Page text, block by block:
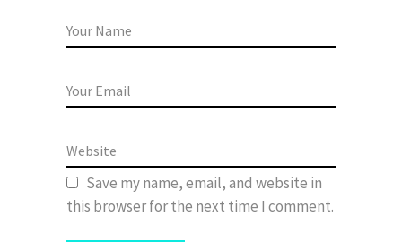
Save my name, email, and website in
this browser for the next time I comment.